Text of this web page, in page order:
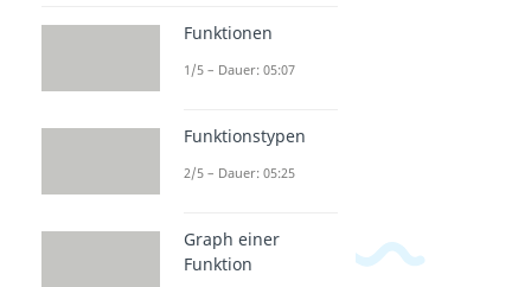
Funktionen
1/5 – Dauer: 05:07
Funktionstypen
2/5 – Dauer: 05:25
Graph einer
Funktion